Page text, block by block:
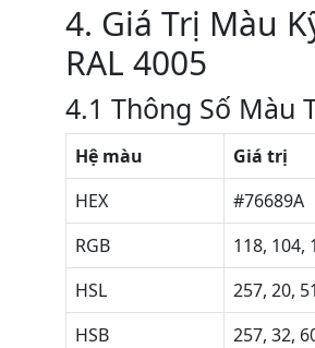
4. Giá Trị Màu
RAL 4005
4.1 Thông Số Màu
Hệ màu
Giá trị
HEX
#76689A
RGB
118, 104,
HSL
257, 20, 51
HSB
257, 32,